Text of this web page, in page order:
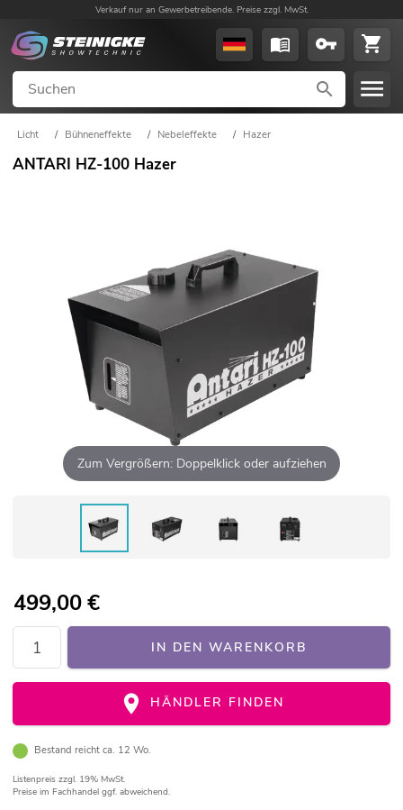
Verkauf nur an Gewerbetreibende. Preise zzgl. MwSt.
Licht / Bühneneffekte / Nebeleffekte / Hazer
ANTARI HZ-100 Hazer
Zum Vergrößern: Doppelklick oder aufziehen
499,00€
IN DEN WARENKORB
HÄNDLER FINDEN
Bestand reicht ca. 12 Wo.
Listenpreis zzgl. 19% MwSt.
Preise im Fachhandel ggf. abweichend.